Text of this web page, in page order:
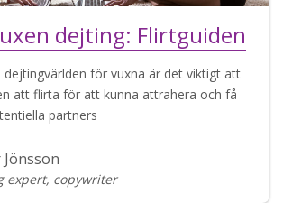
dejting: Flirtguiden
dejtingvärlden för vuxna är det viktigt att
att flirta för att kunna attrahera och få
partners
expert, copywriter